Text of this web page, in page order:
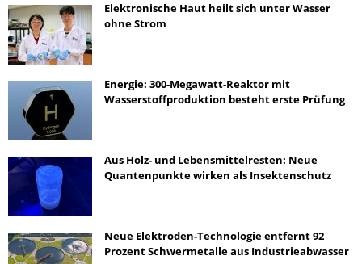
Elektronische Haut heilt sich unter Wasser
ohne Strom
Energie: 300-Megawatt-Reaktor mit
Wasserstoffproduktion besteht erste Prüfung
Aus Holz- und Lebensmittelresten: Neue
Quantenpunkte wirken als Insektenschutz
Neue Elektroden-Technologie entfernt 92
Prozent Schwermetalle aus Industrieabwasser